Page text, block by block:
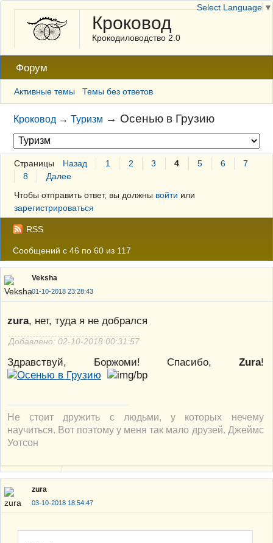
Кроковод
Крокодиловодство 2.0
Форум
Активные темы Темы без ответов
Кроковод →Туризм → Осенью в Грузию
Страницы Назад 1 2 3 4 5 6
7
8
Далее
Чтобы отправить ответ, вы должны войти или
зарегистрироваться
RSS
Сообщений с 46 по 60 из 117
Veksha
01-10-2018 23:28:43
zura, нет, туда я не добрался
Добавлено: 02-10-2018 00:31:57
Здравствуй, Боржоми! Спасибо, Zura!
Не стоит дружить с людьми, у которых нечему
научиться. Вот поэтому у меня так мало друзей. Джеймс
Уотсон
zura
03-10-2018 18:54:47
Select Language ▼